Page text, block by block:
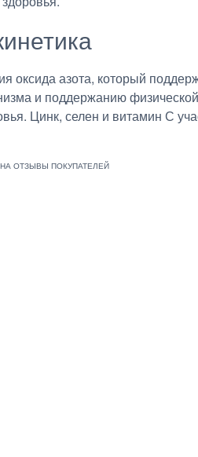
оксида азота, который
и поддержанию
Цинк, селен и витамин С